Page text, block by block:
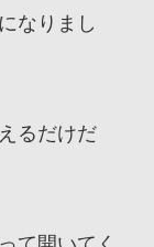
なりまし
るだけだ